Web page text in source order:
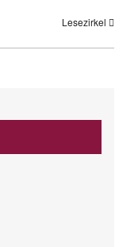
Lesezirkel